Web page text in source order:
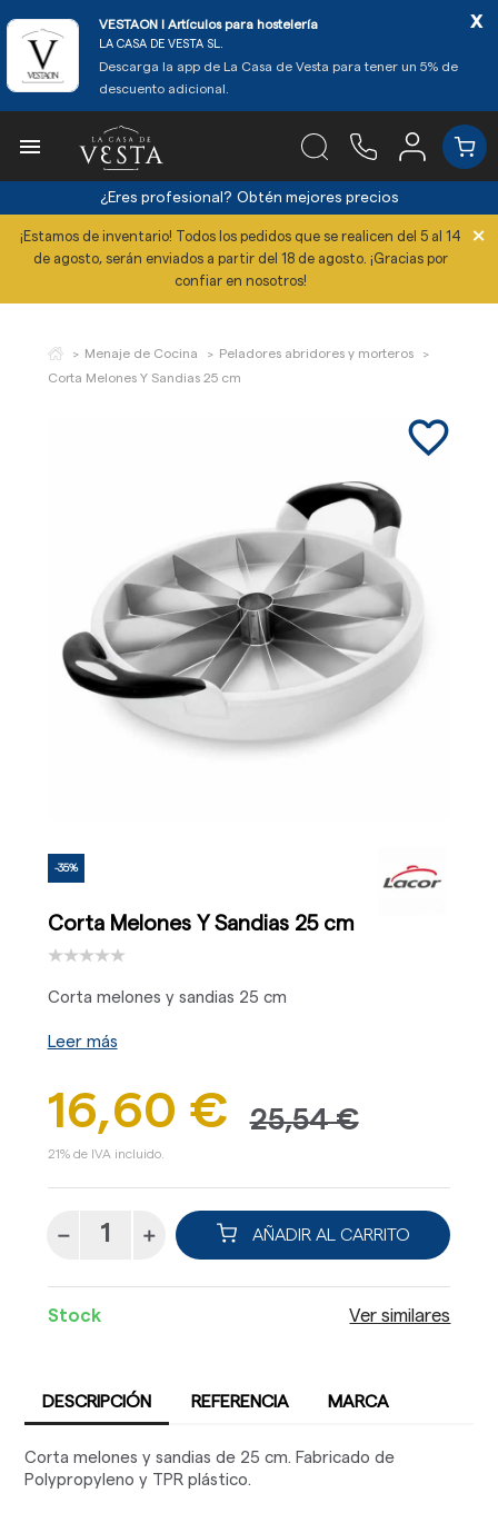
VESTAON l Artículos para hostelería
LA CASA DE VESTA SL.
Descarga la app de La Casa de Vesta para tener un 5% de
descuento adicional.
x

¿Eres profesional? Obtén mejores precios
¡Estamos de inventario! Todos los pedidos que se realicen del 5 al 14
de agosto, serán enviados a partir del 18 de agosto. ¡Gracias por
confiar en nosotros!
×
Menaje de Cocina
Peladores abridores y morteros
Corta Melones Y Sandias 25 cm
favorite_border
-35%
Corta Melones Y Sandias 25 cm
Corta melones y sandias 25 cm
Leer más
16,60 € 25,54 €
21% de IVA incluido.
AÑADIR AL CARRITO
Stock Ver similares
DESCRIPCIÓN REFERENCIA MARCA
Corta melones y sandias de 25 cm. Fabricado de
Polypropyleno y TPR plástico.